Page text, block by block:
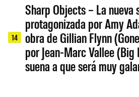
14
Sharp Objects – La nueva
protagonizada por Amy
obra de Gillian Flynn
por Jean-Marc Vallee (Big
suena a que será muy